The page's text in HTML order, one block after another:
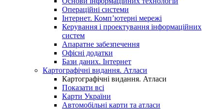
Операційні системи
Інтернет. Комп’ютерні мережі
Керування і проектування інформаційних
систем
Апаратне забезпечення
Офісні додатки
Бази даних. Інтернет
Картографічні видання. Атласи
Картографічні видання. Атласи
Показати всі
Карти України
Автомобільні карти та атласи